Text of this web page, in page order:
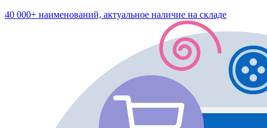
40 000+ наименований, актуальное наличие на складе